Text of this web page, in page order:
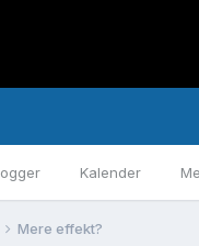
Kalender
Mere effekt?